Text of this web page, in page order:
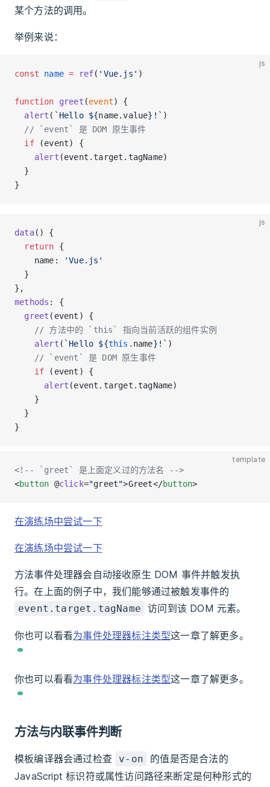
某个方法的调用。
举例来说：
js
const name = ref( 'Vue.js' )
function greet (event) {
  alert
( `Hello ${name.value}!` )
  // `event` 是 DOM 原生事件
  if
(event) {
    alert
(event.target.tagName)
  }
}
js
data() {
  return
{
    name:
'Vue.js'
  }
},
methods : {
  greet
(event) {
    // 方法中的 `this` 指向当前活跃的组件实例
    alert
( `Hello ${this . name}!` )
    // `event` 是 DOM 原生事件
    if
(event) {
      alert
(event.target.tagName)
    }
  }
}
template
<!-- `greet` 是上面定义过的方法名 -->
<button @click="greet">Greet</button>
在演练场中尝试一下
在演练场中尝试一下
方法事件处理器会自动接收原生 DOM 事件并触发执
行。在上面的例子中，我们能够通过被触发事件的
event.target.tagName 访问到该 DOM 元素。
你也可以看看为事件处理器标注类型这一章了解更多。
你也可以看看为事件处理器标注类型这一章了解更多。
方法与内联事件判断
模板编译器会通过检查 v-on
的值是否是合法的
JavaScript 标识符或属性访问路径来断定是何种形式的